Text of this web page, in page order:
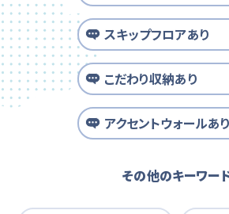
スキップフロアあり
こだわり収納あり
アクセントウォールあり
その他のキーワー